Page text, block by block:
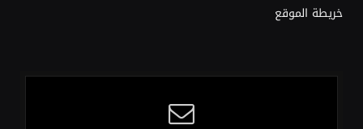
خريطة الموقع